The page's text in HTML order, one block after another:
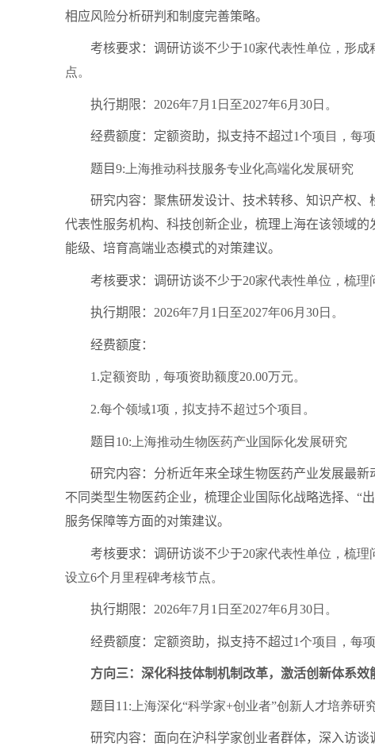
相应风险分析研判和制度完善策略。
考核要求：调研访谈不少于10家代表性单位，形成
点。
执行期限： 2026年7月 1 日至2027年6月 30日。
经费额度：定额资助，拟支持不超过1个项目，每
题目 9: 上海推动科技服务专业化高端化发展研究
研究内容：聚焦研发设计、技术转移、知识产权、
代表性服务机构、科技创新企业，梳理上海在该领域
能级、培育高端业态模式的对策建议。
考核要求：调研访谈不少于20家代表性单位，梳理
执行期限： 2026年7月 1 日至2027年06月 30日。
经费额度：
1.定额资助，每项资助额度20.00万元。
2.每个领域1项，拟支持不超过5个项目。
题目 10: 上海推动生物医药产业国际化发展研究
研究内容：分析近年来全球生物医药产业发展最新
不同类型生物医药企业，梳理企业国际化战略选择、“
服务保障等方面的对策建议。
考核要求：调研访谈不少于20家代表性单位，梳理
设立6个月里程碑考核节点。
执行期限： 2026年7月 1 日至2027年6月 30日。
经费额度：定额资助，拟支持不超过1个项目，每
方向三：深化科技体制机制改革，激活创新体系效
题目 11: 上海深化“科学家+创业者”创新人才培养研
研究内容：面向在沪科学家创业者群体，深入访谈